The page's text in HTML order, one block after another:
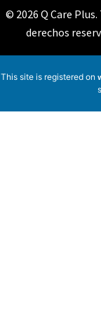
© 2026 Q Care
derechos
This site is registered on